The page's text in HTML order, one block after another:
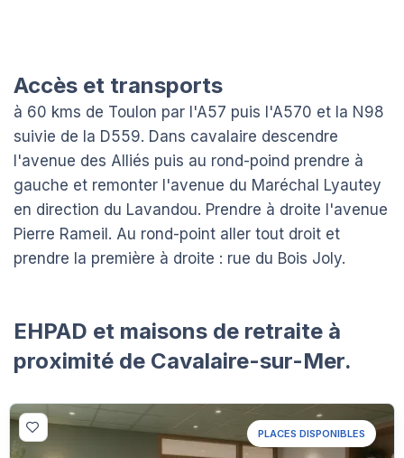
Accès et transports
à 60 kms de Toulon par l'A57 puis l'A570 et la N98
suivie de la D559. Dans cavalaire descendre
l'avenue des Alliés puis au rond-poind prendre à
gauche et remonter l'avenue du Maréchal Lyautey
en direction du Lavandou. Prendre à droite l'avenue
Pierre Rameil. Au rond-point aller tout droit et
prendre la première à droite : rue du Bois Joly.
EHPAD et maisons de retraite à
proximité de Cavalaire-sur-Mer.
PLACES DISPONIBLES